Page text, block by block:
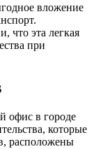
вложение
что эта легкая
при
офис в городе
которые
расположены